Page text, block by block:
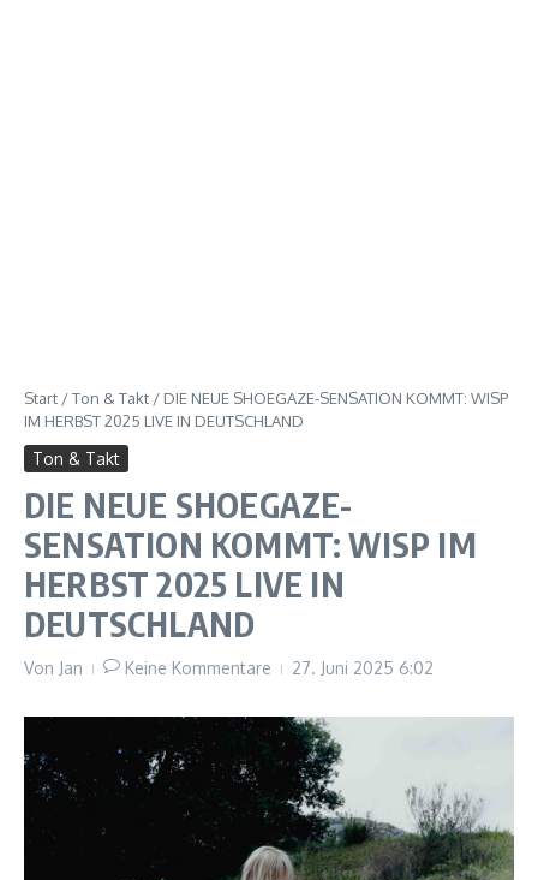
Start /Ton & Takt / DIE NEUE SHOEGAZE-SENSATION KOMMT: WISP
IM HERBST 2025 LIVE IN DEUTSCHLAND
Ton & Takt
DIE NEUE SHOEGAZE-
SENSATION KOMMT: WISP IM
HERBST 2025 LIVE IN
DEUTSCHLAND
Von Jan Keine Kommentare 27. Juni 2025 6:02